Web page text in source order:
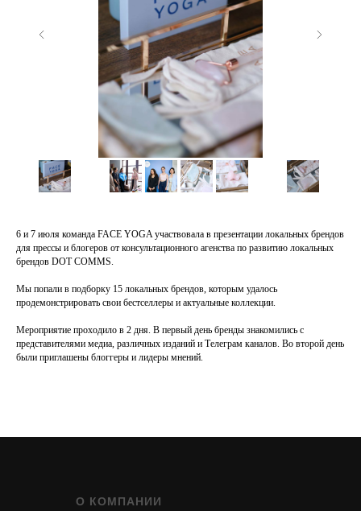
6 и 7 июля команда FACE YOGA участвовала в презентации локальных брендов
для прессы и блогеров от консультационного агенства по развитию локальных
брендов DOT COMMS.
Мы попали в подборку 15 локальных брендов, которым удалось
продемонстрировать свои бестселлеры и актуальные коллекции.
Мероприятие проходило в 2 дня. В первый день бренды знакомились с
представителями медиа, различных изданий и Телеграм каналов. Во второй день
были приглашены блоггеры и лидеры мнений.
О КОМПАНИИ